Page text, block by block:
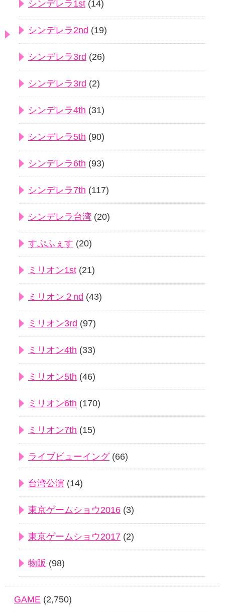
シンデレラ1st (14)
シンデレラ2nd (19)
シンデレラ3rd (26)
シンデレラ3rd (2)
シンデレラ4th (31)
シンデレラ5th (90)
シンデレラ6th (93)
シンデレラ7th (117)
シンデレラ台湾 (20)
すぷふぇす (20)
ミリオン1st (21)
ミリオン２nd (43)
ミリオン3rd (97)
ミリオン4th (33)
ミリオン5th (46)
ミリオン6th (170)
ミリオン7th (15)
ライブビューイング(66)
台湾公演 (14)
東京ゲームショウ2016 (3)
東京ゲームショウ2017 (2)
物販 (98)
GAME (2,750)